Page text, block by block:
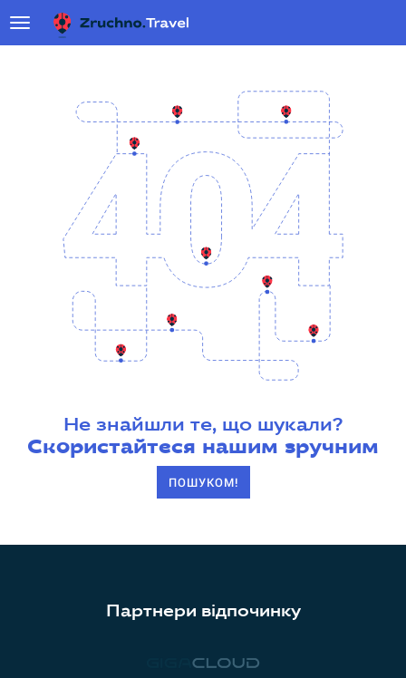
Не знайшли те, що шукали?
Скористайтеся нашим зручним
ПОШУКОМ!
Партнери відпочинку